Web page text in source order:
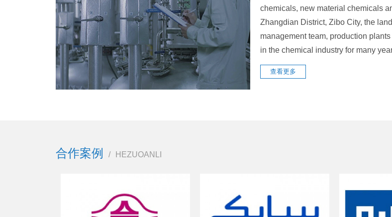
chemicals, new material chemicals
Zhangdian District, Zibo City, the
management team, production
in the chemical industry for many
查看更多
合作案例 / HEZUOANLI